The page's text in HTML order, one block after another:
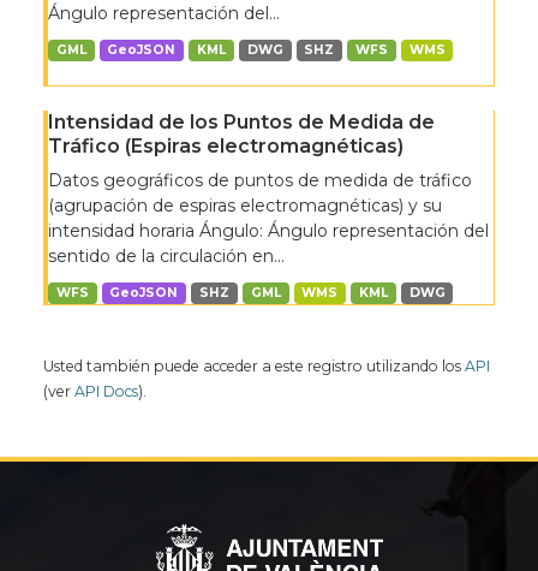
Ángulo representación del...
GML GeoJSON KML DWG SHZ WFS WMS
Intensidad de los Puntos de Medida de
Tráfico (Espiras electromagnéticas)
Datos geográficos de puntos de medida de tráfico
(agrupación de espiras electromagnéticas) y su
intensidad horaria Ángulo: Ángulo representación del
sentido de la circulación en...
WFS GeoJSON SHZ GML WMS KML DWG
Usted también puede acceder a este registro utilizando los API
(ver API Docs).